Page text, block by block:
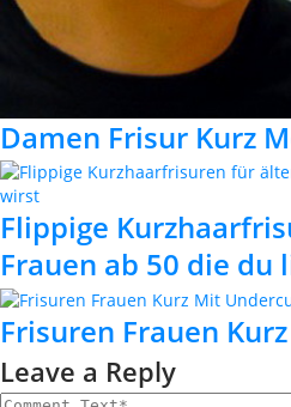
Damen Frisur Kurz
Flippige
Frauen ab 50 die du
Frisuren Frauen
Leave a Reply